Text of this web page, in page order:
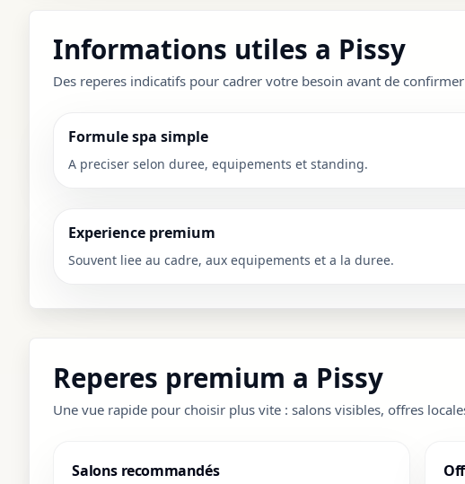
Informations utiles a Pissy
Des reperes indicatifs pour cadrer votre besoin avant de
Formule spa simple
A preciser selon duree, equipements et standing.
Experience premium
Souvent liee au cadre, aux equipements et a la duree.
Reperes premium a Pissy
Une vue rapide pour choisir plus vite : salons visibles, offres
Salons recommandés